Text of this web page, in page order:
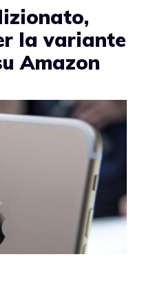
la variante
Amazon